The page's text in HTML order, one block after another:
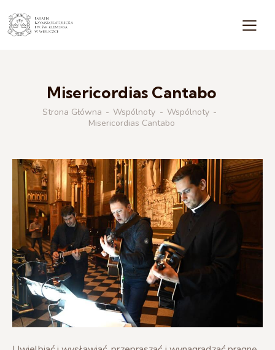
Misericordias Cantabo
Strona Główna Wspólnoty
Wspólnoty
Misericordias Cantabo